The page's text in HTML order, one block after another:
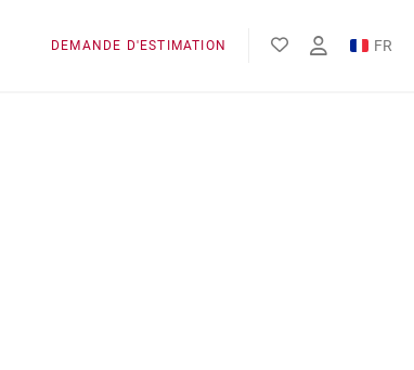
DEMANDE D'ESTIMATION
FR